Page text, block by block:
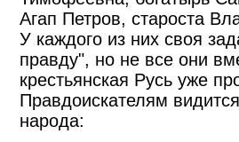
Агап Петров, староста
У каждого из них своя
правду", но не все они
крестьянская Русь уже
Правдоискателям
народа: